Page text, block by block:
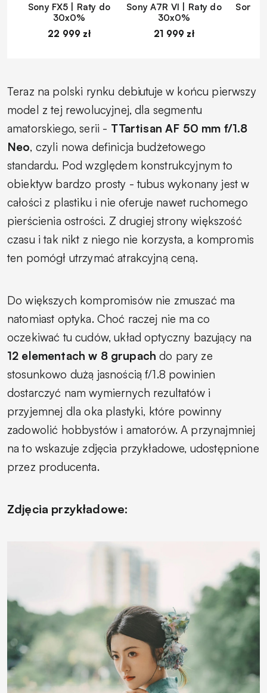
Sony FX5 | Raty do
30x0%
22 999 zł
Sony A7R VI | Raty do
30x0%
21 999 zł
Sony
Teraz na polski rynku debiutuje w końcu pierwszy
model z tej rewolucyjnej, dla segmentu
amatorskiego, serii - TTartisan AF 50 mm f/1.8
Neo, czyli nowa definicja budżetowego
standardu. Pod względem konstrukcyjnym to
obiektyw bardzo prosty - tubus wykonany jest w
całości z plastiku i nie oferuje nawet ruchomego
pierścienia ostrości. Z drugiej strony większość
czasu i tak nikt z niego nie korzysta, a kompromis
ten pomógł utrzymać atrakcyjną ceną.
Do większych kompromisów nie zmuszać ma
natomiast optyka. Choć raczej nie ma co
oczekiwać tu cudów, układ optyczny bazujący na
12 elementach w 8 grupach do pary ze
stosunkowo dużą jasnością f/1.8 powinien
dostarczyć nam wymiernych rezultatów i
przyjemnej dla oka plastyki, które powinny
zadowolić hobbystów i amatorów. A przynajmniej
na to wskazuje zdjęcia przykładowe, udostępnione
przez producenta.
Zdjęcia przykładowe: